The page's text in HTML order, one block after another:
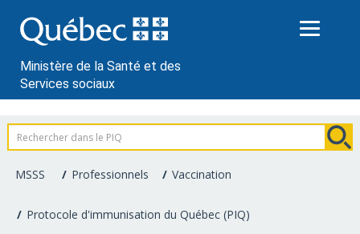
au
contenu
Ministère de la Santé et des
Services sociaux
Information
pour
les
MSSS Professionnels Vaccination
Protocole d'immunisation du Québec (PIQ)